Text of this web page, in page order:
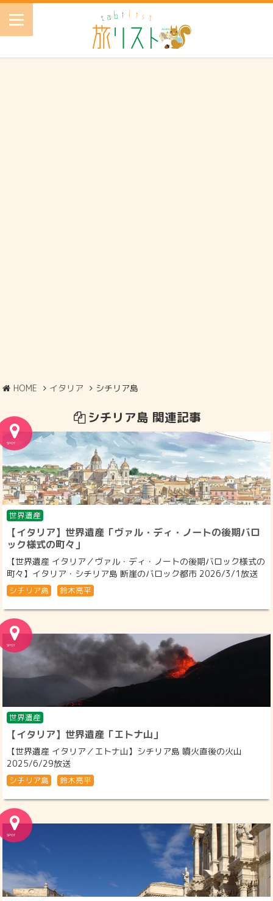
HOME イタリア シチリア島
シチリア島 関連記事
世界遺産
【イタリア】世界遺産「ヴァル・ディ・ノートの後期バロ
ック様式の町々」
【世界遺産 イタリア／ヴァル・ディ・ノートの後期バロック様式の
町々】イタリア・シチリア島 断崖のバロック都市 2026/3/1放送
シチリア島 鈴木亮平
世界遺産
【イタリア】世界遺産「エトナ山」
【世界遺産 イタリア／エトナ山】シチリア島 噴火直後の火山
2025/6/29放送
シチリア島 鈴木亮平